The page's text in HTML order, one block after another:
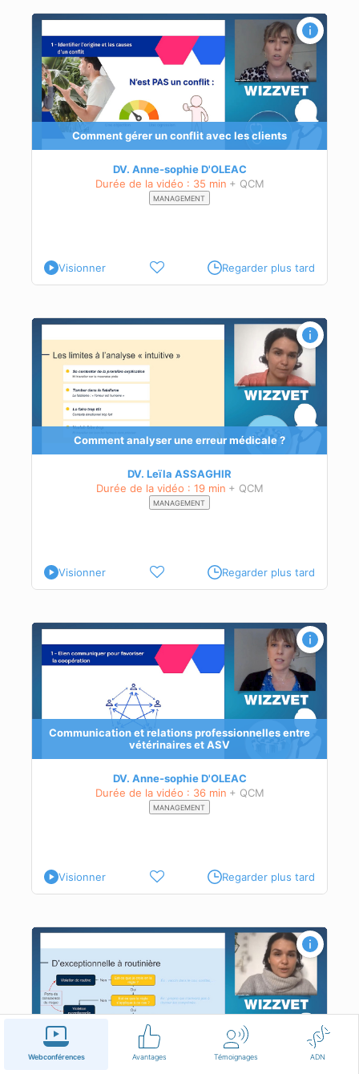
Webconférences Avantages Témoignages ADN
Comment gérer un conflit avec les clients
DV. Anne-sophie D'OLEAC
Durée de la vidéo : 35 min + QCM
MANAGEMENT
Visionner Regarder plus tard
Comment analyser une erreur médicale ?
DV. Leïla ASSAGHIR
Durée de la vidéo : 19 min + QCM
MANAGEMENT
Visionner Regarder plus tard
Communication et relations professionnelles entre
vétérinaires et ASV
DV. Anne-sophie D'OLEAC
Durée de la vidéo : 36 min + QCM
MANAGEMENT
Visionner Regarder plus tard
Les erreurs médicales : les violations : un autre type
d’écart dangereux